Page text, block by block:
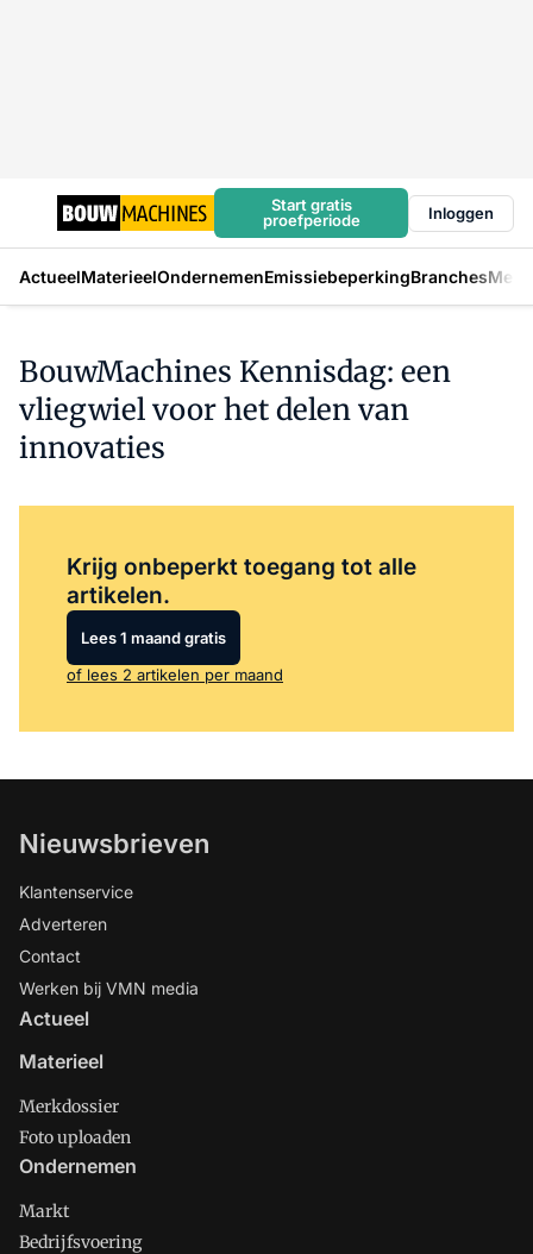
Start gratis
proefperiode
Inloggen
ActueelMaterieelOndernemenEmissiebeperkingBranches
BouwMachines Kennisdag: een
vliegwiel voor het delen van
innovaties
Krijg onbeperkt toegang tot alle
artikelen.
Lees 1 maand gratis
of lees 2 artikelen per maand
Nieuwsbrieven
Klantenservice
Adverteren
Contact
Werken bij VMN media
Actueel
Materieel
Merkdossier
Foto uploaden
Ondernemen
Markt
Bedrijfsvoering